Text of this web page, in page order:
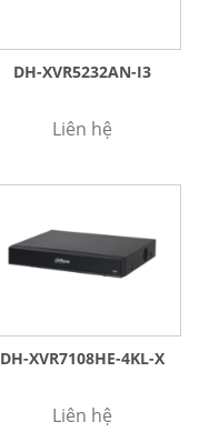
DH-XVR5232AN-I3
Liên hệ
DH-XVR7108HE-4KL-X
Liên hệ